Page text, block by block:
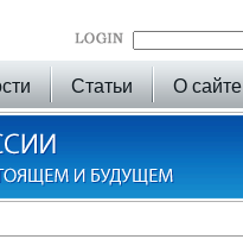
Статьи О сайте